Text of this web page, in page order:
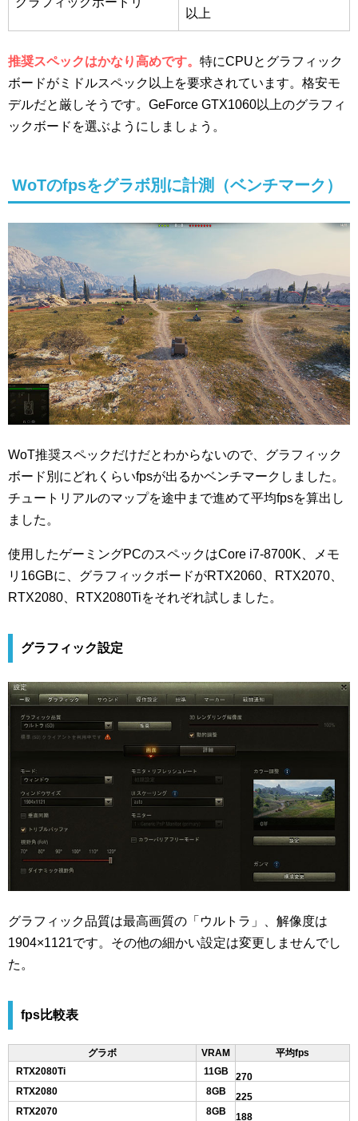
以上
推奨スペックはかなり高めです。 特にCPUとグラフィック
ボードがミドルスペック以上を要求されています。格安モ
デルだと厳しそうです。GeForce GTX1060以上のグラフィ
ックボードを選ぶようにしましょう。
WoTのfpsをグラボ別に計測（ベンチマーク）
WoT推奨スペックだけだとわからないので、グラフィック
ボード別にどれくらいfpsが出るかベンチマークしました。
チュートリアルのマップを途中まで進めて平均fpsを算出し
ました。
使用したゲーミングPCのスペックはCore i7-8700K、メモ
リ16GBに、グラフィックボードがRTX2060、RTX2070、
RTX2080、RTX2080Tiをそれぞれ試しました。
グラフィック設定
グラフィック品質は最高画質の「ウルトラ」、解像度は
1904×1121です。その他の細かい設定は変更しませんでし
た。
fps比較表
グラボ VRAM
平均fps
RTX2080Ti
11GB
270
RTX2080
8GB
225
RTX2070
8GB 188